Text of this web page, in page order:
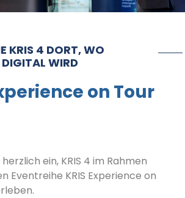
KRIS 4 DORT, WO
WIRD
on Tour
ein, KRIS 4 im Rahmen
Eventreihe KRIS Experience on